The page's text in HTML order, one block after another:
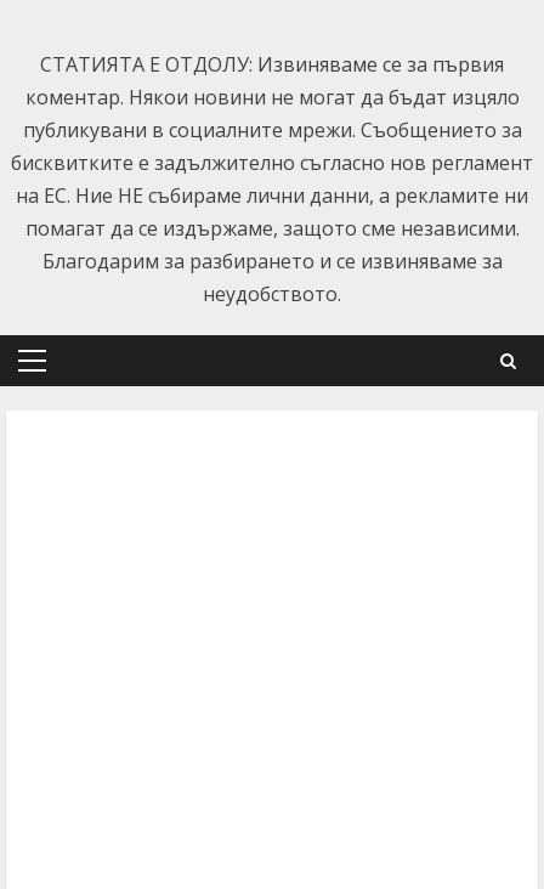
content
СТАТИЯТА Е ОТДОЛУ: Извиняваме се за първия
коментар. Някои новини не могат да бъдат изцяло
публикувани в социалните мрежи. Съобщението за
бисквитките е задължително съгласно нов регламент
на ЕС. Ние НЕ събираме лични данни, а рекламите ни
помагат да се издържаме, защото сме независими.
Благодарим за разбирането и се извиняваме за
неудобството.
Primary